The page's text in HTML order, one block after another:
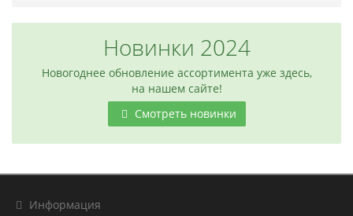
Новинки 2024
Новогоднее обновление ассортимента уже здесь,
на нашем сайте!
Смотреть новинки
Информация